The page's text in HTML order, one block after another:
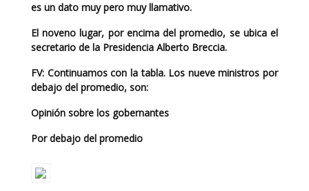
es un dato muy pero muy llamativo.
El noveno lugar, por encima del promedio, se ubica el
secretario de la Presidencia Alberto Breccia.
FV: Continuamos con la tabla. Los nueve ministros por
debajo del promedio, son:
Opinión sobre los gobernantes
Por debajo del promedio